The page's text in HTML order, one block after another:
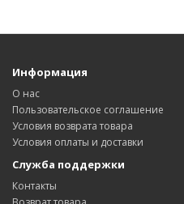
Информация
О нас
Пользовательское соглашение
Условия возврата товара
Условия оплаты и доставки
Служба поддержки
Контакты